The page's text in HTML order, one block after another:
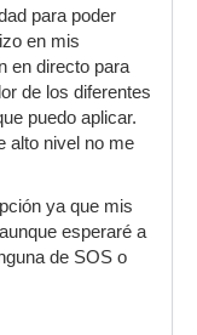
para poder
en mis
en directo para
de los diferentes
puedo aplicar.
alto nivel no me
ya que mis
esperaré a
de SOS o